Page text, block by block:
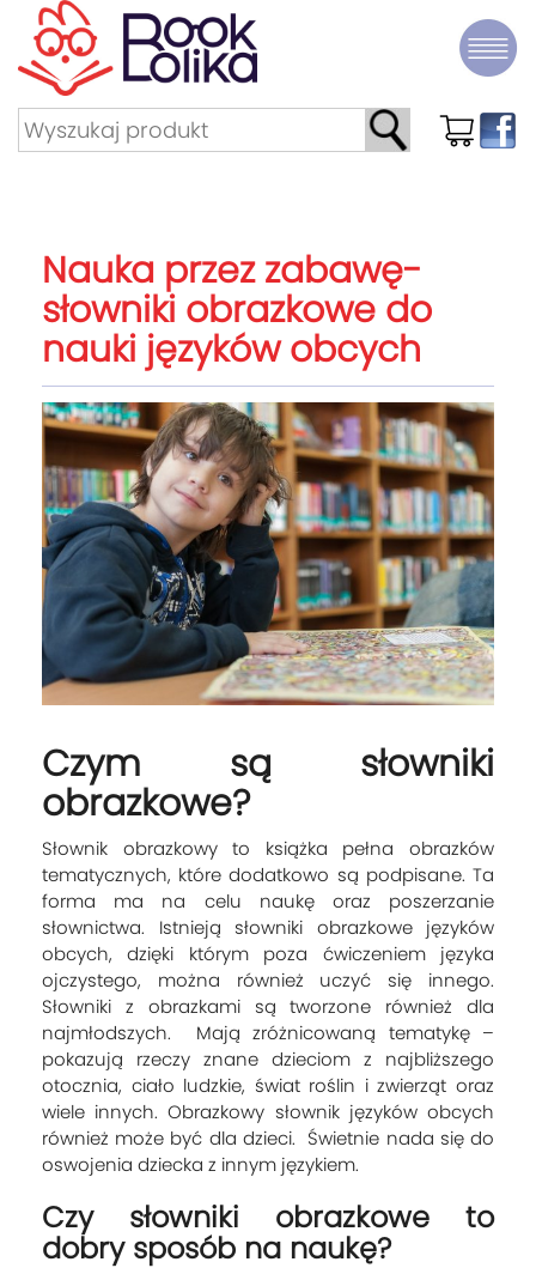
Nauka przez zabawę-
słowniki obrazkowe do
nauki języków obcych
Czym są słowniki
obrazkowe?
Słownik obrazkowy to książka pełna obrazków
tematycznych, które dodatkowo są podpisane. Ta
forma ma na celu naukę oraz poszerzanie
słownictwa. Istnieją słowniki obrazkowe języków
obcych, dzięki którym poza ćwiczeniem języka
ojczystego, można również uczyć się innego.
Słowniki z obrazkami są tworzone również dla
najmłodszych. Mają zróżnicowaną tematykę –
pokazują rzeczy znane dzieciom z najbliższego
otocznia, ciało ludzkie, świat roślin i zwierząt oraz
wiele innych. Obrazkowy słownik języków obcych
również może być dla dzieci. Świetnie nada się do
oswojenia dziecka z innym językiem.
Czy słowniki obrazkowe to
dobry sposób na naukę?